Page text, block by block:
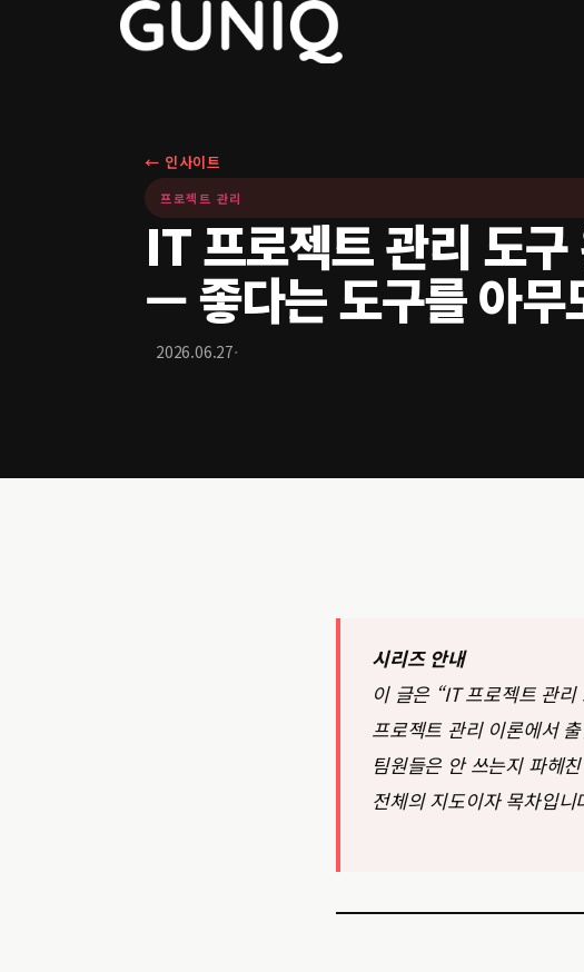
← 인사이트
프로젝트 관리
IT 프로젝트 관리 도
— 좋다는 도구를 아무
2026.06.27·
시리즈 안내
이 글은 “IT 프로젝트 관
프로젝트 관리 이론에서
팀원들은 안 쓰는지 파헤
전체의 지도이자 목차입니